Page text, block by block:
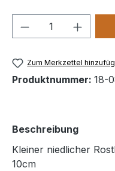
Produkt
Zum Merkzettel
Produktnummer: 18-
Beschreibung
Kleiner niedlicher
10cm